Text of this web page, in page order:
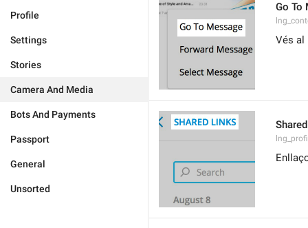
Profile
Settings
Stories
Camera And Media
Bots And Payments
Passport
General
Unsorted
Go To
Vés al